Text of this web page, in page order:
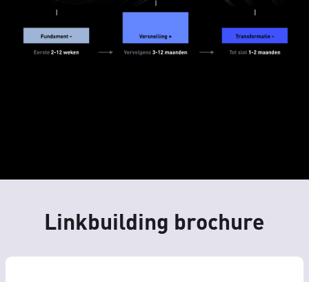
Linkbuilding brochure